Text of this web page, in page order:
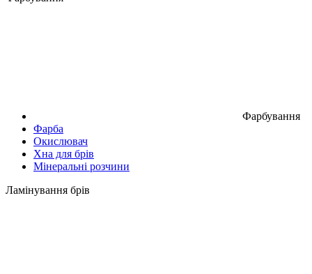
Фарбування
Фарба
Окислювач
Хна для брів
Мінеральні розчини
Ламінування брів